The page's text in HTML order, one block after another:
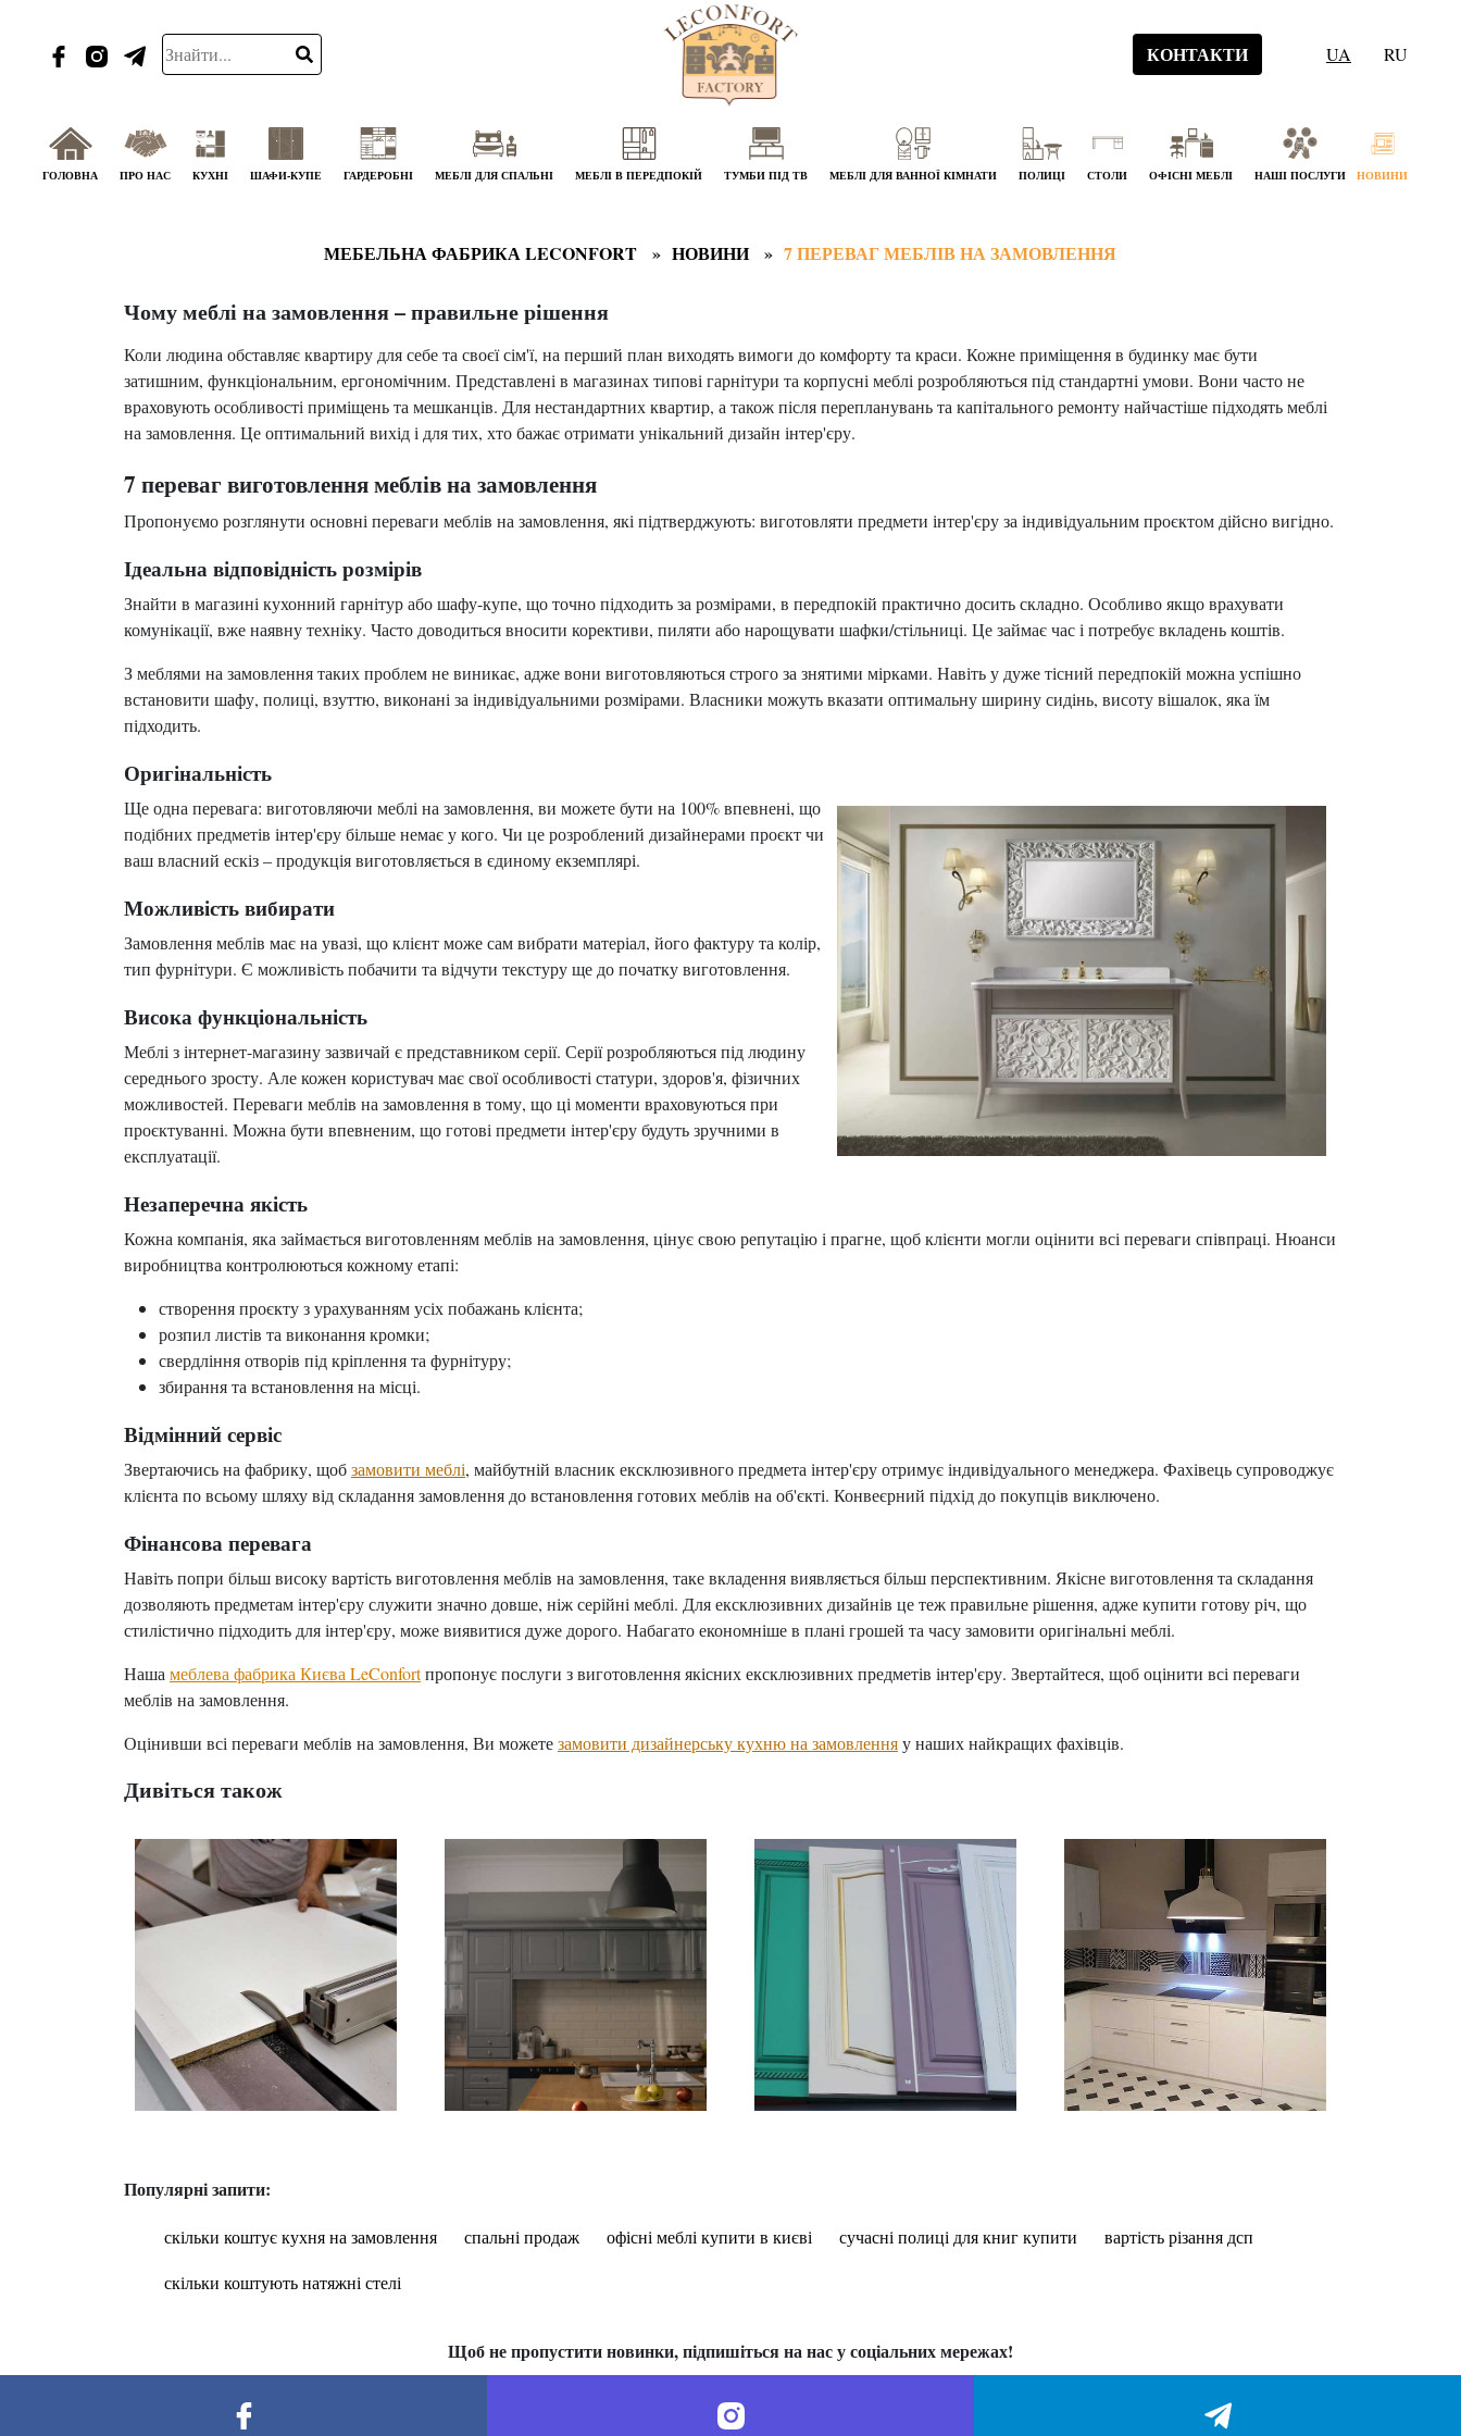
КОНТАКТИ UA RU
ГОЛОВНА ПРО НАС КУХНІ ШАФИ-КУПЕ ГАРДЕРОБНІ МЕБЛІ ДЛЯ СПАЛЬНІ МЕБЛІ В ПЕРЕДПОКІЙ ТУМБИ ПІД ТВ МЕБЛІ ДЛЯ ВАННОЇ КІМНАТИ ПОЛИЦІ СТОЛИ ОФІСНІ МЕБЛІ НАШІ ПОСЛУГИ НОВИНИ
МЕБЕЛЬНА ФАБРИКА LECONFORT НОВИНИ 7 ПЕРЕВАГ МЕБЛІВ НА ЗАМОВЛЕННЯ
Чому меблі на замовлення – правильне рішення
Коли людина обставляє квартиру для себе та своєї сім'ї, на перший план виходять вимоги до комфорту та краси. Кожне приміщення в будинку має бути
затишним, функціональним, ергономічним. Представлені в магазинах типові гарнітури та корпусні меблі розробляються під стандартні умови. Вони часто не
враховують особливості приміщень та мешканців. Для нестандартних квартир, а також після перепланувань та капітального ремонту найчастіше підходять меблі
на замовлення. Це оптимальний вихід і для тих, хто бажає отримати унікальний дизайн інтер'єру.
7 переваг виготовлення меблів на замовлення
Пропонуємо розглянути основні переваги меблів на замовлення, які підтверджують: виготовляти предмети інтер'єру за індивідуальним проєктом дійсно вигідно.
Ідеальна відповідність розмірів
Знайти в магазині кухонний гарнітур або шафу-купе, що точно підходить за розмірами, в передпокій практично досить складно. Особливо якщо врахувати
комунікації, вже наявну техніку. Часто доводиться вносити корективи, пиляти або нарощувати шафки/стільниці. Це займає час і потребує вкладень коштів.
З меблями на замовлення таких проблем не виникає, адже вони виготовляються строго за знятими мірками. Навіть у дуже тісний передпокій можна успішно
встановити шафу, полиці, взуттю, виконані за індивідуальними розмірами. Власники можуть вказати оптимальну ширину сидінь, висоту вішалок, яка їм
підходить.
Оригінальність
Ще одна перевага: виготовляючи меблі на замовлення, ви можете бути на 100% впевнені, що
подібних предметів інтер'єру більше немає у кого. Чи це розроблений дизайнерами проєкт чи
ваш власний ескіз – продукція виготовляється в єдиному екземплярі.
Можливість вибирати
Замовлення меблів має на увазі, що клієнт може сам вибрати матеріал, його фактуру та колір,
тип фурнітури. Є можливість побачити та відчути текстуру ще до початку виготовлення.
Висока функціональність
Меблі з інтернет-магазину зазвичай є представником серії. Серії розробляються під людину
середнього зросту. Але кожен користувач має свої особливості статури, здоров'я, фізичних
можливостей. Переваги меблів на замовлення в тому, що ці моменти враховуються при
проєктуванні. Можна бути впевненим, що готові предмети інтер'єру будуть зручними в
експлуатації.
Незаперечна якість
Кожна компанія, яка займається виготовленням меблів на замовлення, цінує свою репутацію і прагне, щоб клієнти могли оцінити всі переваги співпраці. Нюанси
виробництва контролюються кожному етапі:
створення проєкту з урахуванням усіх побажань клієнта;
розпил листів та виконання кромки;
свердління отворів під кріплення та фурнітуру;
збирання та встановлення на місці.
Відмінний сервіс
Звертаючись на фабрику, щобзамовити меблі, майбутній власник ексклюзивного предмета інтер'єру отримує індивідуального менеджера. Фахівець супроводжує
клієнта по всьому шляху від складання замовлення до встановлення готових меблів на об'єкті. Конвеєрний підхід до покупців виключено.
Фінансова перевага
Навіть попри більш високу вартість виготовлення меблів на замовлення, таке вкладення виявляється більш перспективним. Якісне виготовлення та складання
дозволяють предметам інтер'єру служити значно довше, ніж серійні меблі. Для ексклюзивних дизайнів це теж правильне рішення, адже купити готову річ, що
стилістично підходить для інтер'єру, може виявитися дуже дорого. Набагато економніше в плані грошей та часу замовити оригінальні меблі.
Наша меблева фабрика Києва LeConfortпропонує послуги з виготовлення якісних ексклюзивних предметів інтер'єру. Звертайтеся, щоб оцінити всі переваги
меблів на замовлення.
Оцінивши всі переваги меблів на замовлення, Ви можетезамовити дизайнерську кухню на замовленняу наших найкращих фахівців.
Дивіться також
Популярні запити:
скільки коштує кухня на замовлення спальні продаж офісні меблі купити в києві сучасні полиці для книг купити
вартість різання дсп
скільки коштують натяжні стелі
Щоб не пропустити новинки, підпишіться на нас у соціальних мережах!